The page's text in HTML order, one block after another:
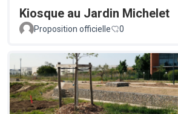
Kiosque au Jardin Michelet
Proposition officielle
0